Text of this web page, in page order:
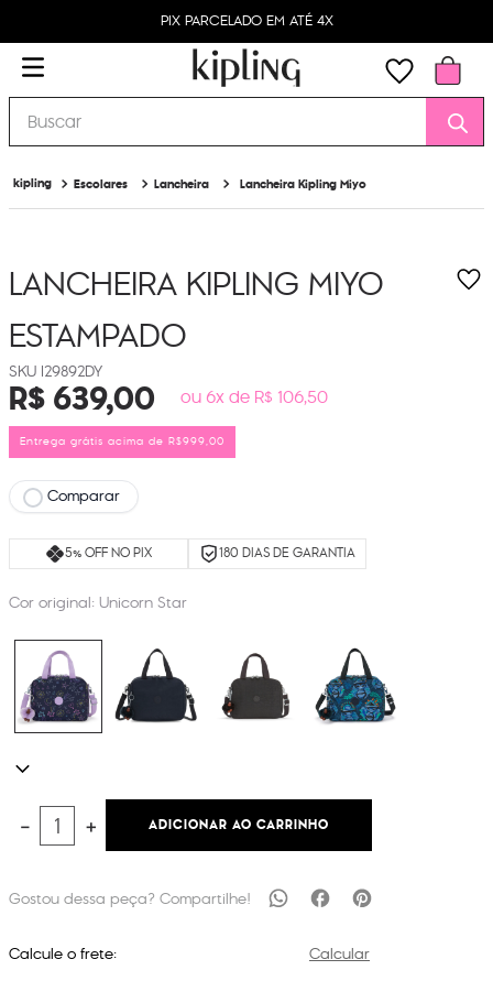
PIX PARCELADO EM ATÉ 4X
Buscar
Escolares Lancheira Lancheira Kipling Miyo
LANCHEIRA KIPLING MIYO
ESTAMPADO
I29892DY
R$639,00 ou 6x de R$ 106,50
Entrega grátis acima de R$999,00
Comparar
5% OFF NO PIX 180 DIAS DE GARANTIA
Cor original: Unicorn Star
＋
－ ADICIONAR AO CARRINHO
Calcule o frete: Calcular